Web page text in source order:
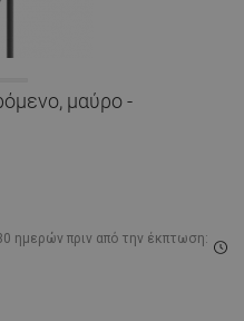
μαύρο -
ημερών πριν από την έκπτωση: